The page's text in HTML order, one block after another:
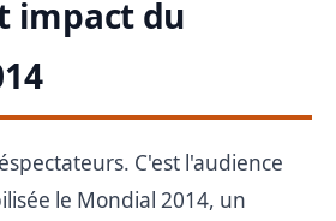
impact du
C'est l'audience
le Mondial 2014, un